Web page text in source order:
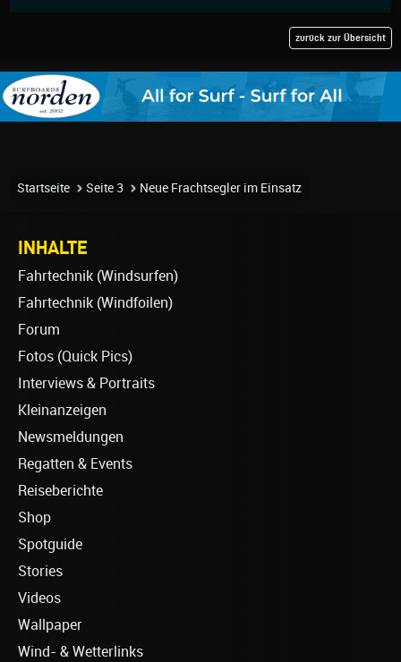
zurück zur Übersicht
Startseite Seite 3 Neue Frachtsegler im Einsatz
INHALTE
Fahrtechnik (Windsurfen)
Fahrtechnik (Windfoilen)
Forum
Fotos (Quick Pics)
Interviews & Portraits
Kleinanzeigen
Newsmeldungen
Regatten & Events
Reiseberichte
Shop
Spotguide
Stories
Videos
Wallpaper
Wind- & Wetterlinks